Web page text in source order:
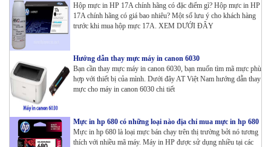
Hộp mực in HP 17A chính hãng có đặc điểm gì? Hộp mực in HP
17A chính hãng có giá bao nhiêu? Một số lưu ý cho khách hàng
trước khi mua hộp mực 17A. XEM DƯỚI ĐÂY
Hướng dẫn thay mực máy in canon 6030
Bạn cần thay mực máy in canon 6030, bạn muốn tìm mã mực phù
hợp với thiết bị của mình. Dưới đây AT Việt Nam hướng dẫn thay
mực cho máy in canon 6030 chi tiết
Mực in hp 680 có những loại nào địa chỉ mua mực in hp 680
Mực in hp 680 là loại mực bán chạy trên thị trường bởi nó tương
thích với nhiều mã máy. Máy in HP được sử dụng nhiều tại các